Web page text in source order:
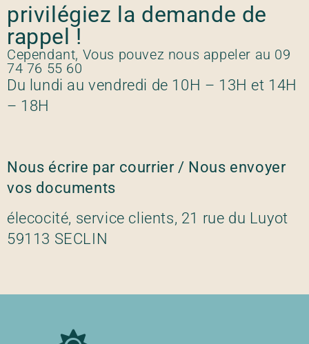
privilégiez la demande de
rappel !
Cependant, Vous pouvez nous appeler au 09
74 76 55 60
Du lundi au vendredi de 10H – 13H et 14H
– 18H
Nous écrire par courrier / Nous envoyer
vos documents
élecocité, service clients, 21 rue du Luyot
59113 SECLIN